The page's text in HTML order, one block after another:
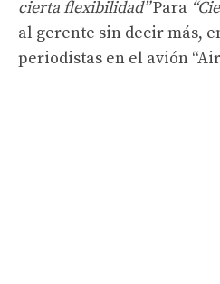
cierta flexibilidad”Para
al gerente sin decir más,
periodistas en el avión “Air